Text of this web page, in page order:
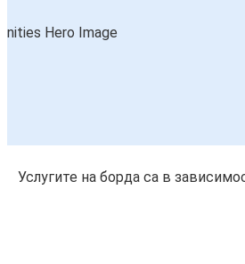
Услугите на борда са в